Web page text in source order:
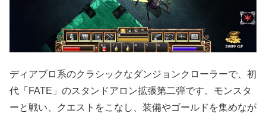
ディアブロ系のクラシックなダンジョンクローラーで、初
代「FATE」のスタンドアロン拡張第二弾です。モンスタ
ーと戦い、クエストをこなし、装備やゴールドを集めなが